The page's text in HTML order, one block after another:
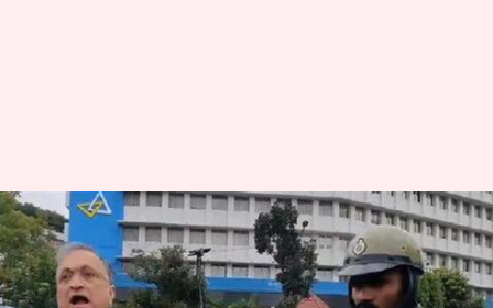
नागरिकता कानून: कई इलाकों में
मोबाइल कॉल और इंटरनेट बंद,
रामचंद्र गुहा समेत कई हिरासत में